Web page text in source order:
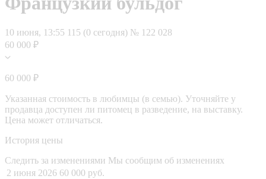
10 июня, 13:55 115 (0 сегодня) № 122 028
60 000 ₽
60 000 ₽
Указанная стоимость в любимцы (в семью). Уточняйте у
продавца доступен ли питомец в разведение, на выставку.
Цена может отличаться.
История цены
Следить за изменениями Мы сообщим об изменениях
2 июня 2026 60 000 руб.